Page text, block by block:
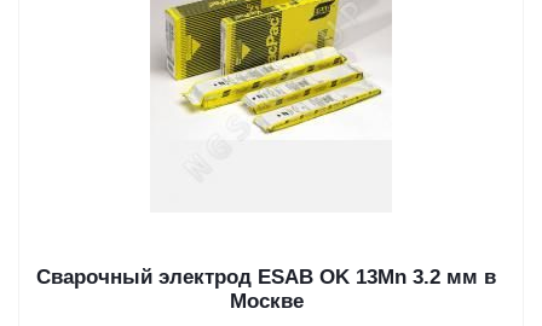
Сварочный электрод ESAB OK 13Mn 3.2 мм в
Москве